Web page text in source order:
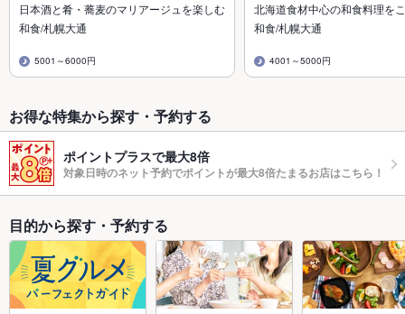
日本酒と肴・蕎麦のマリアージュを楽しむ
和食/札幌大通
5001～6000円
北海道食材中心の和食料理を
和食/札幌大通
4001～5000円
お得な特集から探す・予約する
ポイントプラスで最大8倍
対象日時のネット予約でポイントが最大8倍たまるお店はこちら！
目的から探す・予約する